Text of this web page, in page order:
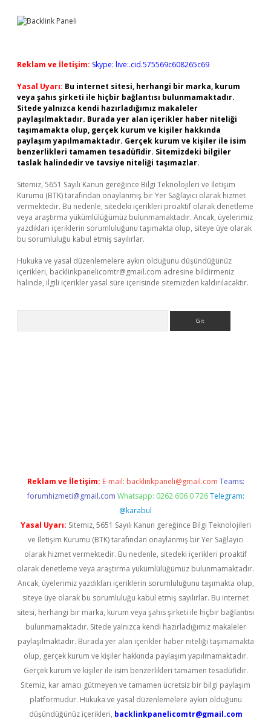
Reklam ve İletişim: Skype: live:.cid.575569c608265c69
Yasal Uyarı: Bu internet sitesi, herhangi bir marka, kurum
veya şahıs şirketi ile hiçbir bağlantısı bulunmamaktadır.
Sitede yalnızca kendi hazırladığımız makaleler
paylaşılmaktadır. Burada yer alan içerikler haber niteliği
taşımamakta olup, gerçek kurum ve kişiler hakkında
paylaşım yapılmamaktadır. Gerçek kurum ve kişiler ile isim
benzerlikleri tamamen tesadüfidir. Sitemizdeki bilgiler
taslak halindedir ve tavsiye niteliği taşımazlar.
Sitemiz, 5651 Sayılı Kanun gereğince Bilgi Teknolojileri ve İletişim
Kurumu (BTK) tarafından onaylanmış bir Yer Sağlayıcı olarak hizmet
vermektedir. Bu nedenle, sitedeki içerikleri proaktif olarak denetleme
veya araştırma yükümlülüğümüz bulunmamaktadır. Ancak, üyelerimiz
yazdıkları içeriklerin sorumluluğunu taşımakta olup, siteye üye olarak
bu sorumluluğu kabul etmiş sayılırlar.
Hukuka ve yasal düzenlemelere aykırı olduğunu düşündüğünüz
içerikleri, backlinkpanelicomtr@gmail.com adresine bildirmeniz
halinde, ilgili içerikler yasal süre içerisinde sitemizden kaldırılacaktır.
Reklam ve İletişim: E-mail: backlinkpaneli@gmail.com Teams:
forumhizmeti@gmail.com Whatsapp: 0262 606 0 726 Telegram:
@karabul
Yasal Uyarı: Sitemiz, 5651 Sayılı Kanun gereğince Bilgi Teknolojileri
ve İletişim Kurumu (BTK) tarafından onaylanmış bir Yer Sağlayıcı
olarak hizmet vermektedir. Bu nedenle, sitedeki içerikleri proaktif
olarak denetleme veya araştırma yükümlülüğümüz bulunmamaktadır.
Ancak, üyelerimiz yazdıkları içeriklerin sorumluluğunu taşımakta olup,
siteye üye olarak bu sorumluluğu kabul etmiş sayılırlar. Bu internet
sitesi, herhangi bir marka, kurum veya şahıs şirketi ile hiçbir bağlantısı
bulunmamaktadır. Sitede yalnızca kendi hazırladığımız makaleler
paylaşılmaktadır. Burada yer alan içerikler haber niteliği taşımamakta
olup, gerçek kurum ve kişiler hakkında paylaşım yapılmamaktadır.
Gerçek kurum ve kişiler ile isim benzerlikleri tamamen tesadüfidir.
Sitemiz, kar amacı gütmeyen ve tamamen ücretsiz bir bilgi paylaşım
platformudur. Hukuka ve yasal düzenlemelere aykırı olduğunu
düşündüğünüz içerikleri, backlinkpanelicomtr@gmail.com